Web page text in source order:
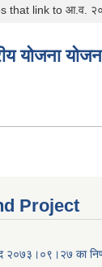
that link to आ.व.
Project
२०७३।०९।२७ का